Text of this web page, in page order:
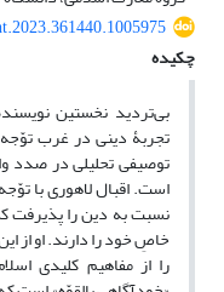
چکیده
بی‌تردید نخستین
تجربۀ دینی در غرب
توصیفی تحلیلی در صدد
است. اقبال لاهوری با
نسبت به دین را پذیرفت
خاصِ خود را دارند. او از
را از مفاهیم کلیدی